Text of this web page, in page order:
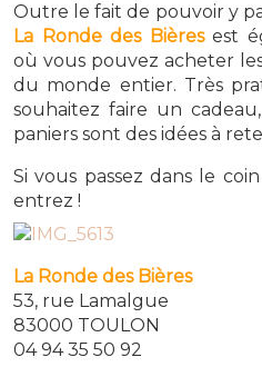
Outre le fait de pouvoir y
La Ronde des Bièresest
où vous pouvez acheter
du monde entier. Très
souhaitez faire un
paniers sont des idées à
Si vous passez dans le
entrez !
La Ronde des Bières
53, rue Lamalgue
83000 TOULON
04 94 35 50 92